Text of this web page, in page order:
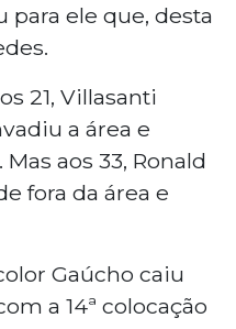
para ele que, desta
21, Villasanti
a área e
aos 33, Ronald
fora da área e
Gaúcho caiu
a 14ª colocação